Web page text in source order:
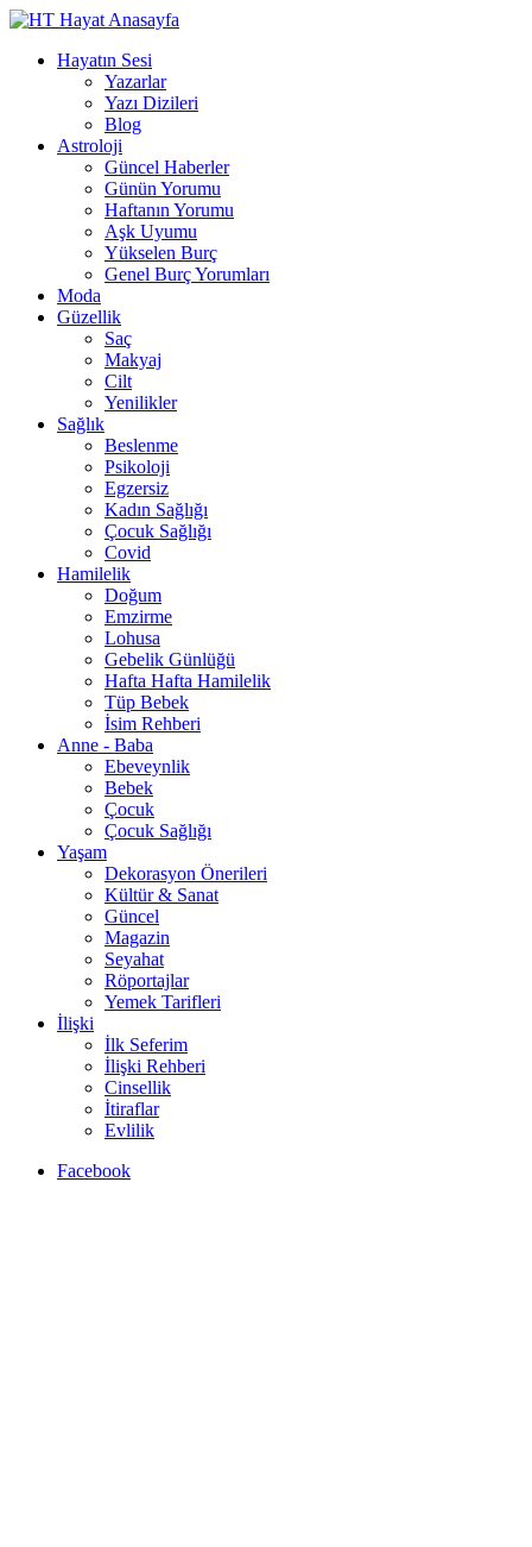
Hayatın Sesi
Yazarlar
Yazı Dizileri
Blog
Astroloji
Güncel Haberler
Günün Yorumu
Haftanın Yorumu
Aşk Uyumu
Yükselen Burç
Genel Burç Yorumları
Moda
Güzellik
Saç
Makyaj
Cilt
Yenilikler
Sağlık
Beslenme
Psikoloji
Egzersiz
Kadın Sağlığı
Çocuk Sağlığı
Covid
Hamilelik
Doğum
Emzirme
Lohusa
Gebelik Günlüğü
Hafta Hafta Hamilelik
Tüp Bebek
İsim Rehberi
Anne - Baba
Ebeveynlik
Bebek
Çocuk
Çocuk Sağlığı
Yaşam
Dekorasyon Önerileri
Kültür & Sanat
Güncel
Magazin
Seyahat
Röportajlar
Yemek Tarifleri
İlişki
İlk Seferim
İlişki Rehberi
Cinsellik
İtiraflar
Evlilik
Facebook